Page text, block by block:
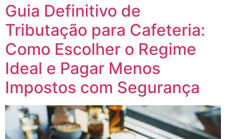
Guia Definitivo de
Tributação para Cafeteria:
Como Escolher o Regime
Ideal e Pagar Menos
Impostos com Segurança